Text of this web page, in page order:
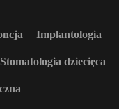
Implantologia
Stomatologia dziecięca